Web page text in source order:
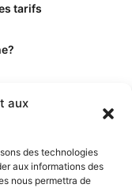
aux
des technologies
aux informations des
nous permettra de
tarifs